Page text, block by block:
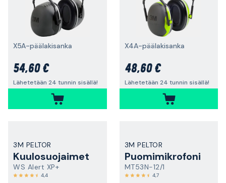
X5A-päälakisanka
54,60 €
Lähetetään 24 tunnin sisällä!
X4A-päälakisanka
48,60 €
Lähetetään 24 tunnin sisällä!
3M PELTOR
Kuulosuojaimet
WS Alert XP+
4,4
3M PELTOR
Puomimikrofoni
MT53N-12/1
4,7